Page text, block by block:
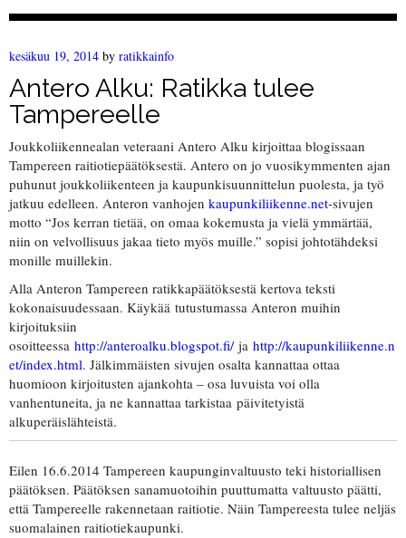
kesäkuu 19, 2014 by ratikkainfo
Antero Alku: Ratikka tulee
Tampereelle
Joukkoliikennealan veteraani Antero Alku kirjoittaa blogissaan
Tampereen raitiotiepäätöksestä. Antero on jo vuosikymmenten ajan
puhunut joukkoliikenteen ja kaupunkisuunnittelun puolesta, ja työ
jatkuu edelleen. Anteron vanhojen kaupunkiliikenne.net-sivujen
motto “Jos kerran tietää, on omaa kokemusta ja vielä ymmärtää,
niin on velvollisuus jakaa tieto myös muille.” sopisi johtotähdeksi
monille muillekin.
Alla Anteron Tampereen ratikkapäätöksestä kertova teksti
kokonaisuudessaan. Käykää tutustumassa Anteron muihin
kirjoituksiin
osoitteessa http://anteroalku.blogspot.fi/ja http://kaupunkiliikenne.n
et/index.html. Jälkimmäisten sivujen osalta kannattaa ottaa
huomioon kirjoitusten ajankohta – osa luvuista voi olla
vanhentuneita, ja ne kannattaa tarkistaa päivitetyistä
alkuperäislähteistä.
Eilen 16.6.2014 Tampereen kaupunginvaltuusto teki historiallisen
päätöksen. Päätöksen sanamuotoihin puuttumatta valtuusto päätti,
että Tampereelle rakennetaan raitiotie. Näin Tampereesta tulee neljäs
suomalainen raitiotiekaupunki.